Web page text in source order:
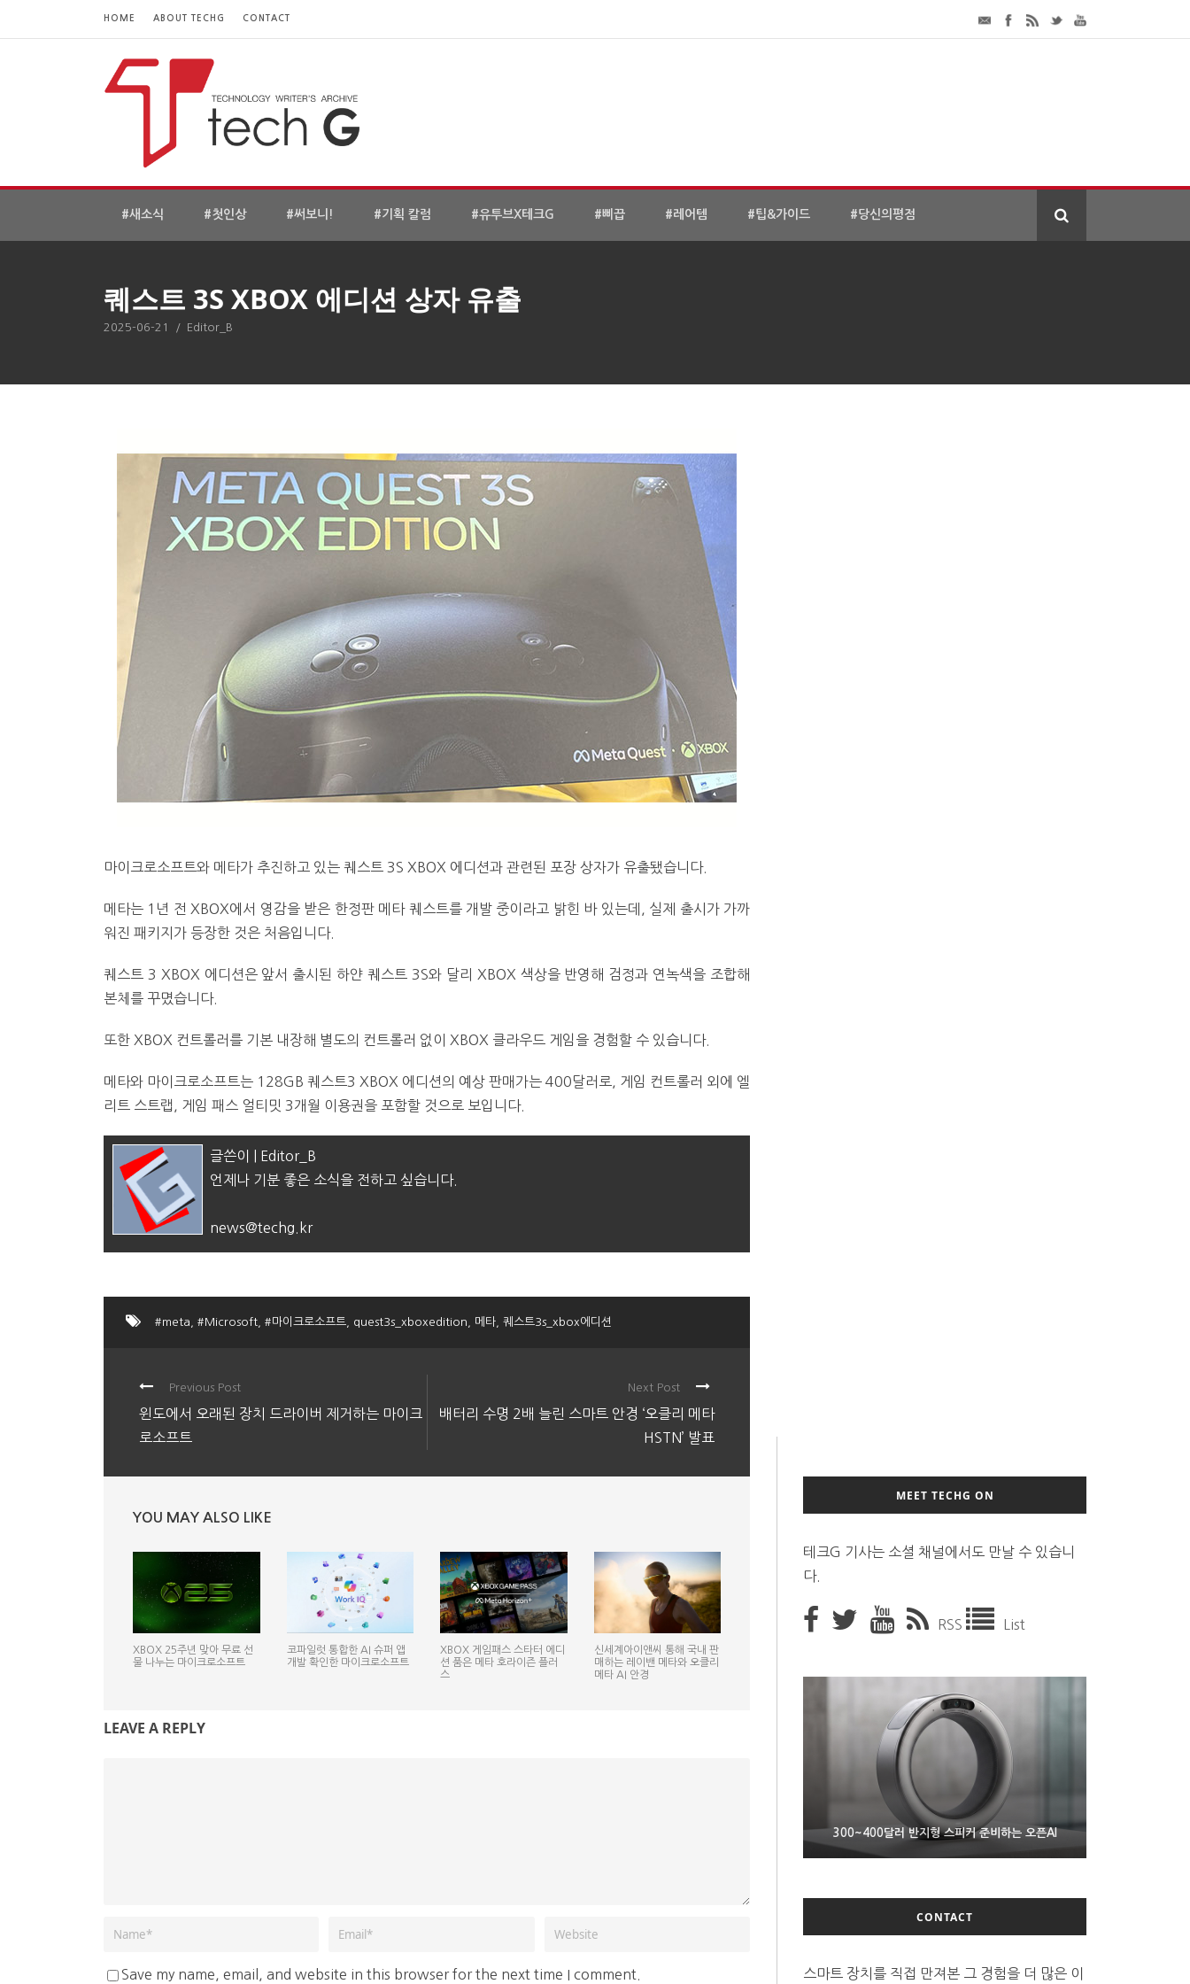
HOME ABOUT TECHG CONTACT
#새소식 #첫인상 #써보니! #기획 칼럼 #유투브X테크G #삐끕 #레어템 #팁&가이드 #당신의평점
퀘스트 3S XBOX 에디션 상자 유출
2025-06-21 / Editor_B
마이크로소프트와 메타가 추진하고 있는 퀘스트 3S XBOX 에디션과 관련된 포장 상자가 유출됐습니다.
메타는 1년 전 XBOX에서 영감을 받은 한정판 메타 퀘스트를 개발 중이라고 밝힌 바 있는데, 실제 출시가 가까
워진 패키지가 등장한 것은 처음입니다.
퀘스트 3 XBOX 에디션은 앞서 출시된 하얀 퀘스트 3S와 달리 XBOX 색상을 반영해 검정과 연녹색을 조합해
본체를 꾸몄습니다.
또한 XBOX 컨트롤러를 기본 내장해 별도의 컨트롤러 없이 XBOX 클라우드 게임을 경험할 수 있습니다.
메타와 마이크로소프트는 128GB 퀘스트3 XBOX 에디션의 예상 판매가는 400달러로, 게임 컨트롤러 외에 엘
리트 스트랩, 게임 패스 얼티밋 3개월 이용권을 포함할 것으로 보입니다.
글쓴이 | Editor_B
언제나 기분 좋은 소식을 전하고 싶습니다.
news@techg.kr
#meta #Microsoft #마이크로소프트 quest3s_xboxedition 메타 퀘스트3s_xbox에디션
Previous Post
윈도에서 오래된 장치 드라이버 제거하는 마이크
로소프트
Next Post
배터리 수명 2배 늘린 스마트 안경 ‘오클리 메타
HSTN’ 발표
YOU MAY ALSO LIKE
XBOX 25주년 맞아 무료 선
물 나누는 마이크로소프트
코파일럿 통합한 AI 슈퍼 앱
개발 확인한 마이크로소프트
XBOX 게임패스 스타터 에디
션 품은 메타 호라이즌 플러
스
신세계아이앤씨 통해 국내 판
매하는 레이밴 메타와 오클리
메타 AI 안경
LEAVE A REPLY
Save my name, email, and website in this browser for the next time I comment.
MEET TECHG ON
테크G 기사는 소셜 채널에서도 만날 수 있습니
다.
RSS List
300~400달러 반지형 스피커 준비하는 오픈AI
조용히 스팀 프레임 검증 요구사항 바꾼 밸브
9월 4일부터 서비스 접는 안드로이드 장치용 구글 어
시스턴트
CONTACT
스마트 장치를 직접 만져본 그 경험을 더 많은 이